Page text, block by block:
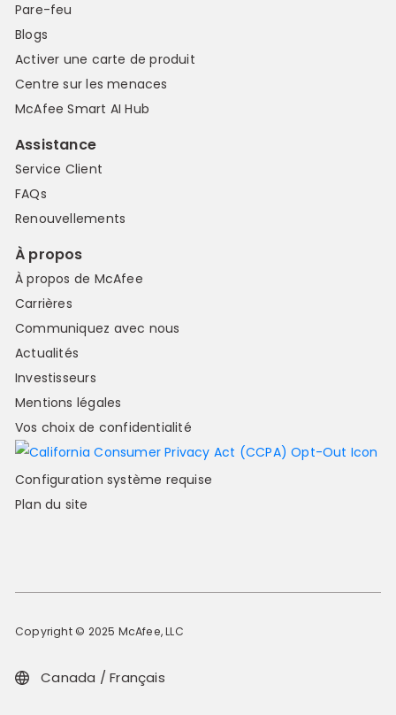
Pare-feu
Blogs
Activer une carte de produit
Centre sur les menaces
McAfee Smart AI Hub
Assistance
Service Client
FAQs
Renouvellements
À propos
À propos de McAfee
Carrières
Communiquez avec nous
Actualités
Investisseurs
Mentions légales
Vos choix de confidentialité
Configuration système requise
Plan du site
Copyright © 2025 McAfee, LLC
Canada / Français